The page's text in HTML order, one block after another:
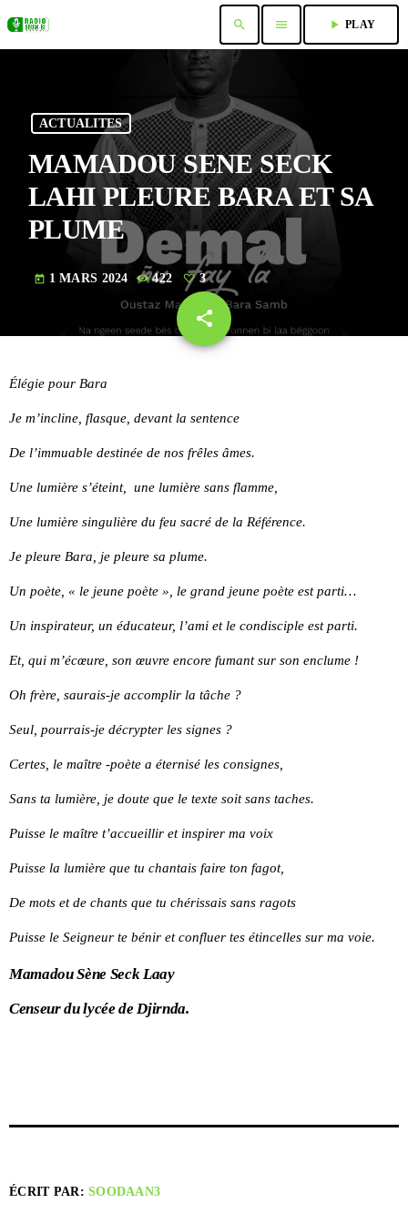
search menu play_arrow PLAY
ACTUALITES
MAMADOU SENE SECK
LAHI PLEURE BARA ET SA
PLUME
today 1 MARS 2024 422 3
share
email
Élégie pour Bara
Je m’incline, flasque, devant la sentence
De l’immuable destinée de nos frêles âmes.
Une lumière s’éteint, une lumière sans flamme,
Une lumière singulière du feu sacré de la Référence.
Je pleure Bara, je pleure sa plume.
Un poète, « le jeune poète », le grand jeune poète est parti…
Un inspirateur, un éducateur, l’ami et le condisciple est parti.
Et, qui m’écœure, son œuvre encore fumant sur son enclume !
Oh frère, saurais-je accomplir la tâche ?
Seul, pourrais-je décrypter les signes ?
Certes, le maître -poète a éternisé les consignes,
Sans ta lumière, je doute que le texte soit sans taches.
Puisse le maître t’accueillir et inspirer ma voix
Puisse la lumière que tu chantais faire ton fagot,
De mots et de chants que tu chérissais sans ragots
Puisse le Seigneur te bénir et confluer tes étincelles sur ma voie.
Mamadou Sène Seck Laay
Censeur du lycée de Djirnda.
ÉCRIT PAR:SOODAAN3